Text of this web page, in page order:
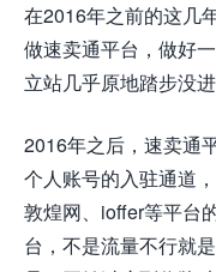
在2016年之前的这几
做速卖通平台，做好
立站几乎原地踏步没进
2016年之后，速卖通
个人账号的入驻通道
敦煌网、ioffer等平台
台，不是流量不行就